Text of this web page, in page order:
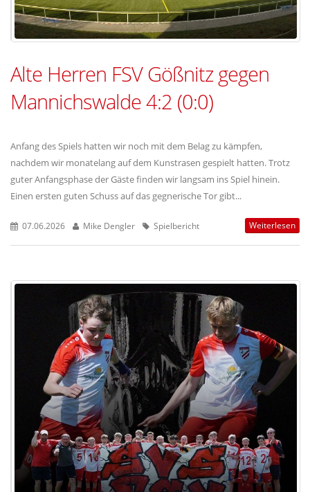
Alte Herren FSV Gößnitz gegen
Mannichswalde 4:2 (0:0)
Anfang des Spiels hatten wir noch mit dem Belag zu kämpfen,
nachdem wir monatelang auf dem Kunstrasen gespielt hatten. Trotz
guter Anfangsphase der Gäste finden wir langsam ins Spiel hinein.
Einen ersten guten Schuss auf das gegnerische Tor gibt...
07.06.2026 Mike Dengler Spielbericht Weiterlesen